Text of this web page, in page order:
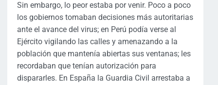
Sin embargo, lo peor estaba por venir. Poco a poco
los gobiernos tomaban decisiones más autoritarias
ante el avance del virus; en Perú podía verse al
Ejército vigilando las calles y amenazando a la
población que mantenía abiertas sus ventanas; les
recordaban que tenían autorización para
dispararles. En España la Guardia Civil arrestaba a